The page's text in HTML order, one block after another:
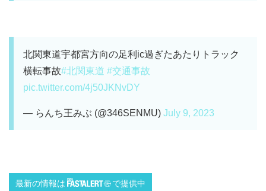
北関東道宇都宮方向の足利ic過ぎたあたりトラック
横転事故#北関東道 #交通事故
pic.twitter.com/4j50JKNvDY
— らんち王みぶ (@346SENMU) July 9, 2023
最新の情報は で提供中